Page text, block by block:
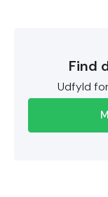
Find
Udfyld